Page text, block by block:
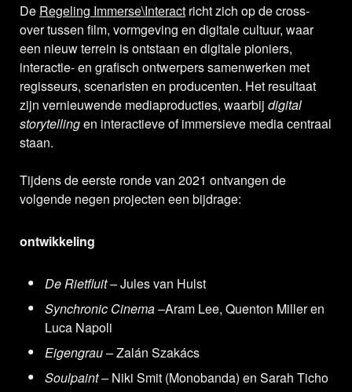
De Regeling Immerse\Interact richt zich op de cross-
over tussen film, vormgeving en digitale cultuur, waar
een nieuw terrein is ontstaan en digitale pioniers,
interactie- en grafisch ontwerpers samenwerken met
regisseurs, scenaristen en producenten. Het resultaat
zijn vernieuwende mediaproducties, waarbij digital
storytellingen interactieve of immersieve media centraal
staan.
Tijdens de eerste ronde van 2021 ontvangen de
volgende negen projecten een bijdrage:
ontwikkeling
De Rietfluit –Jules van Hulst
Synchronic Cinema–Aram Lee, Quenton Miller en
Luca Napoli
Eigengrau–Zalán Szakács
Soulpaint–Niki Smit (Monobanda) en Sarah Ticho